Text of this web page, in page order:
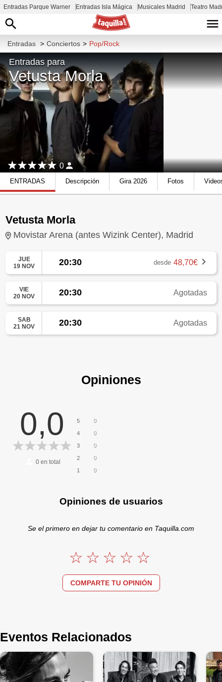
Entradas Parque Warner Entradas Isla Mágica Musicales Madrid Teatro
Entradas > Conciertos > Pop/Rock
Entradas para
Vetusta Morla
0
ENTRADAS Descripción Gira 2026 Fotos
Vetusta Morla
Movistar Arena (antes Wizink Center), Madrid
JUE
19 NOV
20:30 desde 48,70€
VIE
20 NOV
20:30 Agotadas
SAB
21 NOV
20:30 Agotadas
Opiniones
0,0
0en total
5 0
4 0
3 0
2 0
1 0
Opiniones de usuarios
Se el primero en dejar tu comentario en Taquilla.com
COMPARTE TU OPINIÓN
Eventos Relacionados